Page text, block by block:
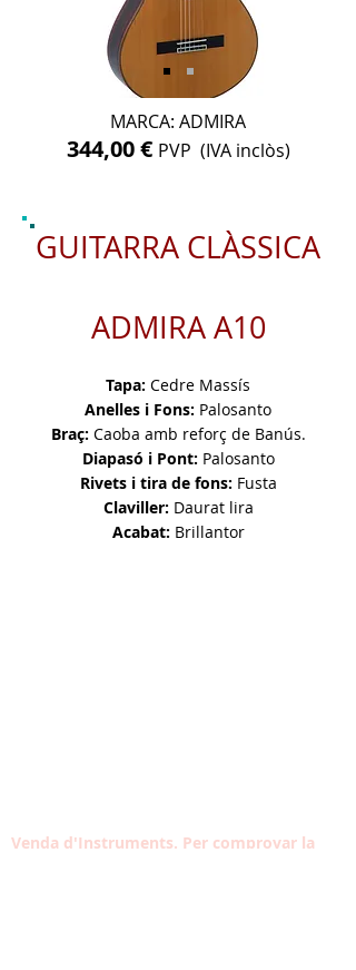
MARCA: ADMIRA
344,00 € PVP (IVA inclòs)
GUITARRA CLÀSSICA
ADMIRA A10
Tapa: Cedre Massís
Anelles i Fons: Palosanto
Braç: Caoba amb reforç de Banús.
Diapasó i Pont: Palosanto
Rivets i tira de fons: Fusta
Claviller: Daurat lira
Acabat: Brillantor
Venda d'Instruments. Per comprovar la